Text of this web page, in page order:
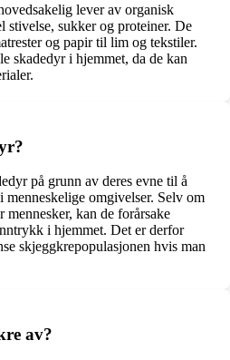
lever av organisk
stivelse, sukker og proteiner. De
og papir til lim og tekstiler.
skadedyr i hjemmet, da de kan
på grunn av deres evne til å
menneskelige omgivelser. Selv om
kan de forårsake
i hjemmet. Det er derfor
skjeggkrepopulasjonen hvis man
av?